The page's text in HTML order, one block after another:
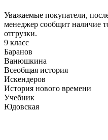
Уважаемые покупатели,
менеджер сообщит наличие
отгрузки.
9 класс
Баранов
Ванюшкина
Всеобщая история
Искендеров
История нового времени
Учебник
Юдовская